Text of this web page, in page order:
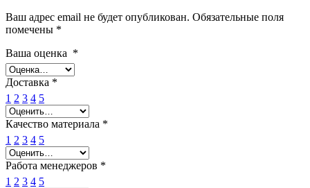
Ваш адрес email не будет опубликован. Обязательные поля
помечены *
Ваша оценка *
Доставка *
1 2 3 4 5
Качество материала *
1 2 3 4 5
Работа менеджеров *
1 2 3 4 5